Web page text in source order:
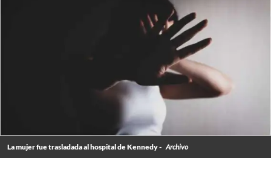
La mujer fue trasladada al hospital de Kennedy - Archivo